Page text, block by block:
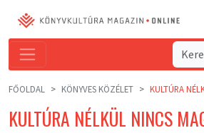
FŐOLDAL KÖNYVES KÖZÉLET KULTÚRA
KULTÚRA NÉLKÜL NINCS